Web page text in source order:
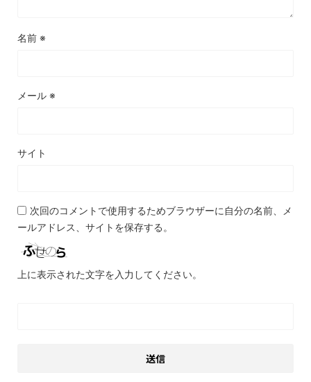
名前 ※
メール ※
サイト
次回のコメントで使用するためブラウザーに自分の名前、メ
ールアドレス、サイトを保存する。
上に表示された文字を入力してください。